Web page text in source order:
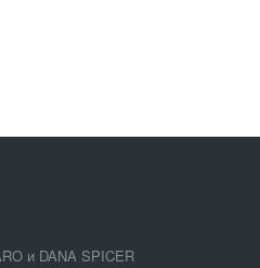
и DANA SPICER